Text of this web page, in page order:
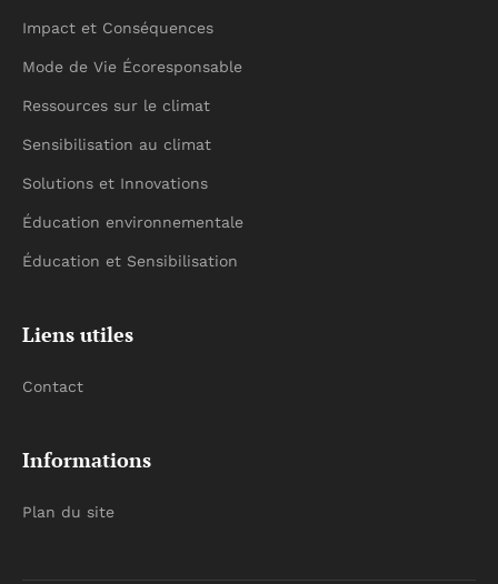
Impact et Conséquences
Mode de Vie Écoresponsable
Ressources sur le climat
Sensibilisation au climat
Solutions et Innovations
Éducation environnementale
Éducation et Sensibilisation
Liens utiles
Contact
Informations
Plan du site